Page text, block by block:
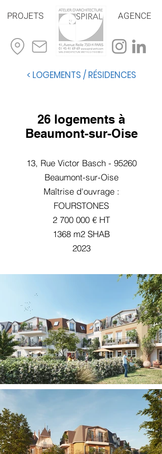
PROJETS AGENCE
< LOGEMENTS / RÉSIDENCES
26 logements à
Beaumont-sur-Oise
13, Rue Victor Basch - 95260
Beaumont-sur-Oise
Maîtrise d'ouvrage :
FOURSTONES
2 700 000 € HT
1368 m2 SHAB
2023